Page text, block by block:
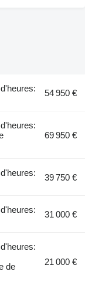
54 950 €
69 950 €
39 750 €
31 000 €
de
21 000 €